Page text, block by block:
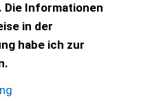
Informationen
in der
habe ich zur